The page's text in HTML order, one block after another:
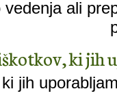
ali
ki jih
jih